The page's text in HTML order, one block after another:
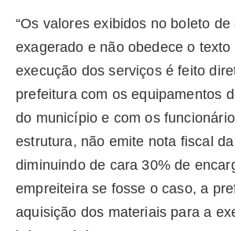
“Os valores exibidos no boleto
exagerado e não obedece o texto
execução dos serviços é feito
prefeitura com os equipamentos
do município e com os
estrutura, não emite nota fiscal
diminuindo de cara 30% de
empreiteira se fosse o caso, a
aquisição dos materiais para a